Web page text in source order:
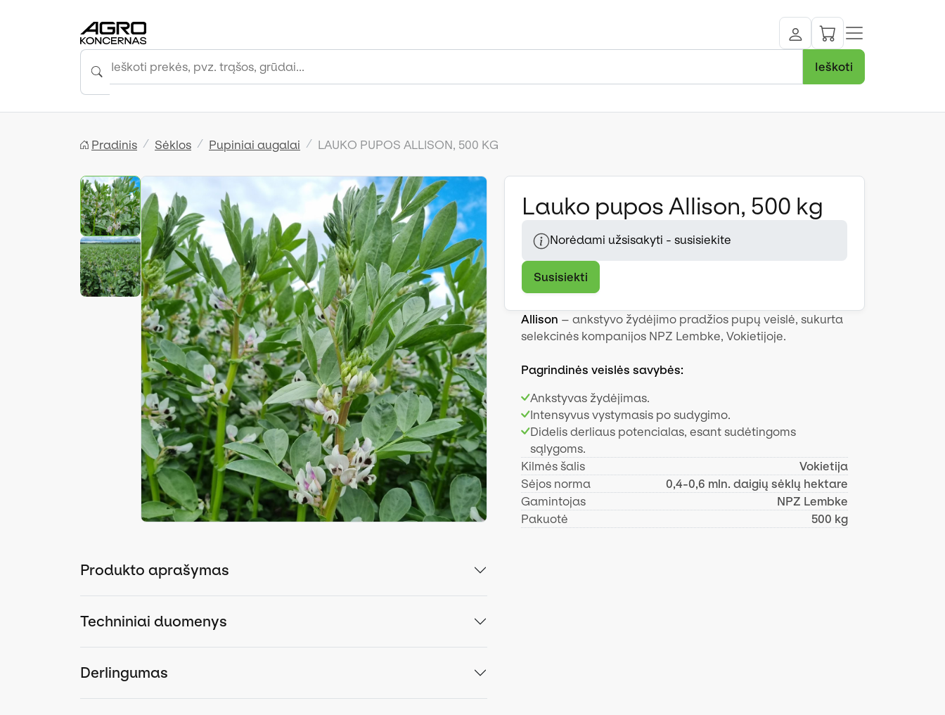
Ieškoti
Pradinis Sėklos Pupiniai augalai LAUKO PUPOS ALLISON, 500 KG
Lauko pupos Allison, 500 kg
Norėdami užsisakyti - susisiekite
Susisiekti
Allison – ankstyvo žydėjimo pradžios pupų veislė, sukurta
selekcinės kompanijos NPZ Lembke, Vokietijoje.
Pagrindinės veislės savybės:
Ankstyvas žydėjimas.
Intensyvus vystymasis po sudygimo.
Didelis derliaus potencialas, esant sudėtingoms
sąlygoms.
Kilmės šalis
Vokietija
Sėjos norma
0,4-0,6 mln. daigių sėklų hektare
Gamintojas
NPZ Lembke
Pakuotė
500 kg
Produkto aprašymas
Techniniai duomenys
Derlingumas